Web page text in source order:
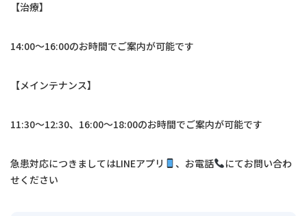
お知らせ
交通アクセス
お問い合わせ
LINEでの予約・予約変更はこちら
【治療】
14:00〜16:00のお時間でご案内が可能です
【メインテナンス】
11:30〜12:30、16:00〜18:00のお時間でご案内が可能です
急患対応につきましてはLINEアプリ 、お電話
にてお問い合わ
せください